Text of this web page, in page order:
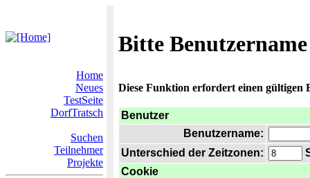
Bitte
Home
Neues
TestSeite
DorfTratsch
Suchen
Teilnehmer
Projekte
Diese Funktion erfordert einen gültigen
Benutzer
Benutzername:
Unterschied der Zeitzonen:
Cookie